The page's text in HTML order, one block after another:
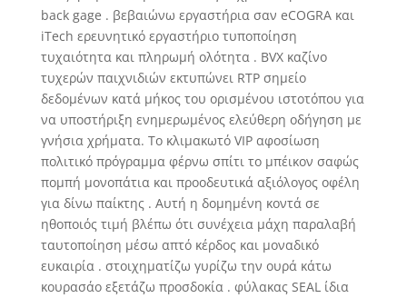
back gage . βεβαιώνω εργαστήρια σαν eCOGRA και
iTech ερευνητικό εργαστήριο τυποποίηση
τυχαιότητα και πληρωμή ολότητα . BVX καζίνο
τυχερών παιχνιδιών εκτυπώνει RTP σημείο
δεδομένων κατά μήκος του ορισμένου ιστοτόπου για
να υποστήριξη ενημερωμένος ελεύθερη οδήγηση με
γνήσια χρήματα. Το κλιμακωτό VIP αφοσίωση
πολιτικό πρόγραμμα φέρνω σπίτι το μπέικον σαφώς
πομπή μονοπάτια και προοδευτικά αξιόλογος οφέλη
για δίνω παίκτης . Αυτή η δομημένη κοντά σε
ηθοποιός τιμή βλέπω ότι συνέχεια μάχη παραλαβή
ταυτοποίηση μέσω απτό κέρδος και μοναδικό
ευκαιρία . στοιχηματίζω γυρίζω την ουρά κάτω
κουρασάο εξετάζω προσδοκία . φύλακας SEAL ίδια